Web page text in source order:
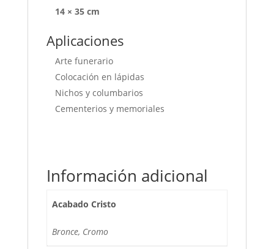
14 × 35 cm
Aplicaciones
Arte funerario
Colocación en lápidas
Nichos y columbarios
Cementerios y memoriales
Información adicional
Acabado Cristo
Bronce, Cromo